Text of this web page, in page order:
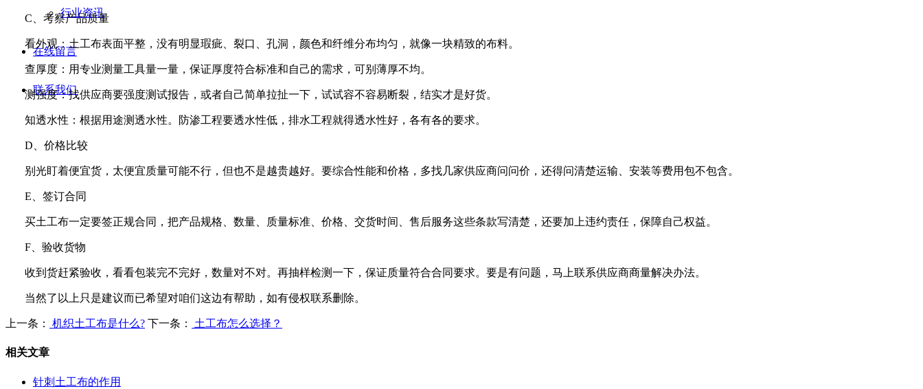
行业资讯
在线留言
联系我们
C 、考察产品质量
看外观：土工布表面平整，没有明显瑕疵、裂口、孔洞，颜色和纤维分布均匀，就像一块精致的布料。
查厚度：用专业测量工具量一量，保证厚度符合标准和自己的需求，可别薄厚不均。
测强度：找供应商要强度测试报告，或者自己简单拉扯一下，试试容不容易断裂，结实才是好货。
知透水性：根据用途测透水性。防渗工程要透水性低，排水工程就得透水性好，各有各的要求。
D 、价格比较
别光盯着便宜货，太便宜质量可能不行，但也不是越贵越好。要综合性能和价格，多找几家供应商问问价，还得问清楚运输、安装等费用包不包含。
E 、签订合同
买土工布一定要签正规合同，把产品规格、数量、质量标准、价格、交货时间、售后服务这些条款写清楚，还要加上违约责任，保障自己权益。
F 、验收货物
收到货赶紧验收，看看包装完不完好，数量对不对。再抽样检测一下，保证质量符合合同要求。要是有问题，马上联系供应商商量解决办法。
当然了以上只是建议而已希望对咱们这边有帮助，如有侵权联系删除。
上一条： 机织土工布是什么? 下一条： 土工布怎么选择？
相关文章
针刺土工布的作用